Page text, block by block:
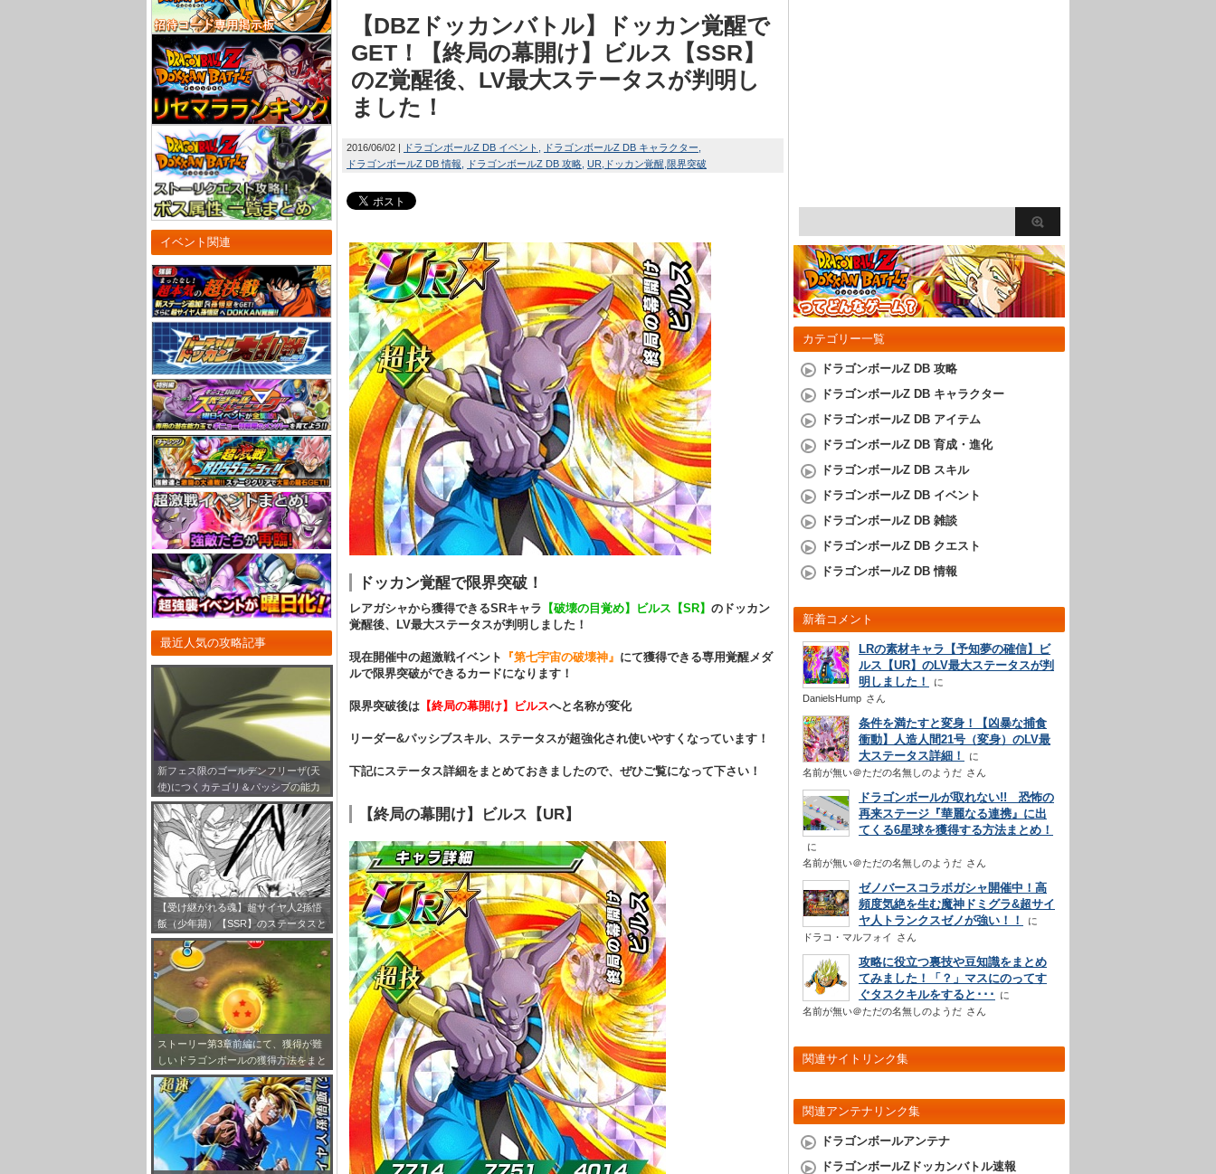
【DBZドッカンバトル】【新たに得た好機】人造人間16号【UR】LV最大ステータスまとめ！【DBZドッカンバトル】【新たに得た好機】人造人間16号【UR】LV最大ステータスまとめ！
イベント関連
最近人気の攻略記事
新フェス限のゴールデンフリーザ(天
使)につくカテゴリ＆パッシブの能力
とは！？
【受け継がれる魂】超サイヤ人2孫悟
飯（少年期）【SSR】のステータスと
キャラクター評価まとめ
ストーリー第3章前編にて、獲得が難
しいドラゴンボールの獲得方法をまと
めてみました！
【DBZドッカンバトル】ドッカン覚醒で
GET！【終局の幕開け】ビルス【SSR】
のZ覚醒後、LV最大ステータスが判明し
ました！
2016/06/02 ドラゴンボールZ DB イベント
ドラゴンボールZ DB キャラクター
ドラゴンボールZ DB 情報
ドラゴンボールZ DB 攻略 UR ドッカン覚醒 限界突破
ドッカン覚醒で限界突破！
レアガシャから獲得できるSRキャラ 【破壊の目覚め】ビルス【SR】 のドッカン
覚醒後、LV最大ステータスが判明しました！
現在開催中の超激戦イベント 『第七宇宙の破壊神』 にて獲得できる専用覚醒メダ
ルで限界突破ができるカードになります！
限界突破後は 【終局の幕開け】ビルスへと名称が変化
リーダー&パッシブスキル、ステータスが超強化され使いやすくなっています！
下記にステータス詳細をまとめておきましたので、ぜひご覧になって下さい！
【終局の幕開け】ビルス【UR】
カテゴリー一覧
ドラゴンボールZ DB 攻略
ドラゴンボールZ DB キャラクター
ドラゴンボールZ DB アイテム
ドラゴンボールZ DB 育成・進化
ドラゴンボールZ DB スキル
ドラゴンボールZ DB イベント
ドラゴンボールZ DB 雑談
ドラゴンボールZ DB クエスト
ドラゴンボールZ DB 情報
新着コメント
LRの素材キャラ【予知夢の確信】ビ
ルス【UR】のLV最大ステータスが判
明しました！
DanielsHump さん
条件を満たすと変身！【凶暴な捕食
衝動】人造人間21号（変身）のLV最
大ステータス詳細！
名前が無い＠ただの名無しのようだ さん
ドラゴンボールが取れない!! 恐怖の
再来ステージ『華麗なる連携』に出
てくる6星球を獲得する方法まとめ！
名前が無い＠ただの名無しのようだ さん
ゼノバースコラボガシャ開催中！高
頻度気絶を生む魔神ドミグラ&超サイ
ヤ人トランクスゼノが強い！！
ドラコ・マルフォイ さん
攻略に役立つ裏技や豆知識をまとめ
てみました！「？」マスにのってす
ぐタスクキルをすると･･･
名前が無い＠ただの名無しのようだ さん
関連サイトリンク集
関連アンテナリンク集
ドラゴンボールアンテナ
ドラゴンボールZドッカンバトル速報